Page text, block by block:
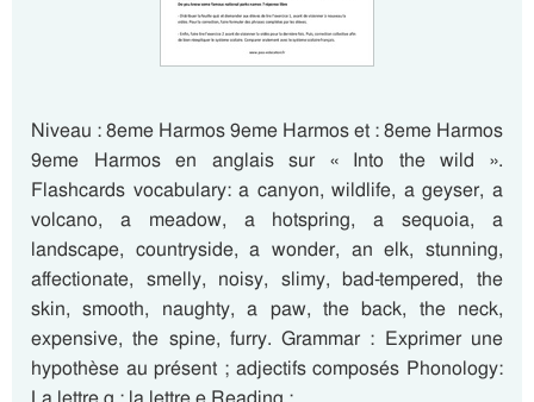
Niveau : 8eme Harmos 9eme Harmos et : 8eme Harmos
9eme Harmos en anglais sur « Into the wild ».
Flashcards vocabulary: a canyon, wildlife, a geyser, a
volcano, a meadow, a hotspring, a sequoia, a
landscape, countryside, a wonder, an elk, stunning,
affectionate, smelly, noisy, slimy, bad-tempered, the
skin, smooth, naughty, a paw, the back, the neck,
expensive, the spine, furry. Grammar : Exprimer une
hypothèse au présent ; adjectifs composés Phonology: